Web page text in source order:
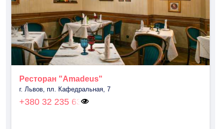
Ресторан "Amadeus"
г. Львов, пл. Кафедральная, 7
+380 32 235 63